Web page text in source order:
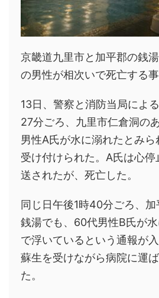
京畿道九里市と加平郡の銭
の男性が相次いで死亡する事
13日、警察と消防当局によ
27分ごろ、九里市仁倉洞の
男性A氏が水に溺れたとみ
受け付けられた。A氏は心
送されたが、死亡した。
同じ日午後1時40分ごろ、
銭湯でも、60代男性B氏が
で浮いているという通報が
蘇生を受けながら病院に運
た。